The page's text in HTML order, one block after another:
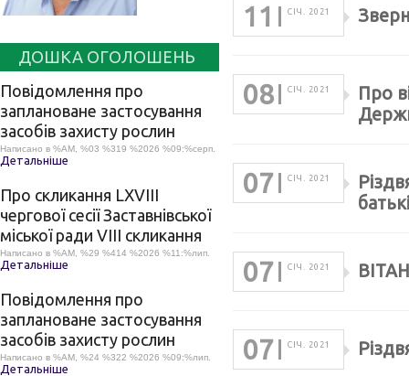
ДОШКА ОГОЛОШЕНЬ
Повідомлення про
заплановане застосування
засобів захисту рослин
Написано в %AM, %03 %319 %2026 %09:%серп.
Детальніше
Про скликання LХVІІІ
чергової сесії Заставнівської
міської ради VIII скликання
Написано в %AM, %29 %414 %2026 %11:%лип.
Детальніше
Повідомлення про
заплановане застосування
засобів захисту рослин
Написано в %AM, %24 %322 %2026 %09:%лип.
Детальніше
11 СІЧ. 2021
08 СІЧ. 2021
Про
07 СІЧ. 2021
07 СІЧ. 2021
07 СІЧ. 2021